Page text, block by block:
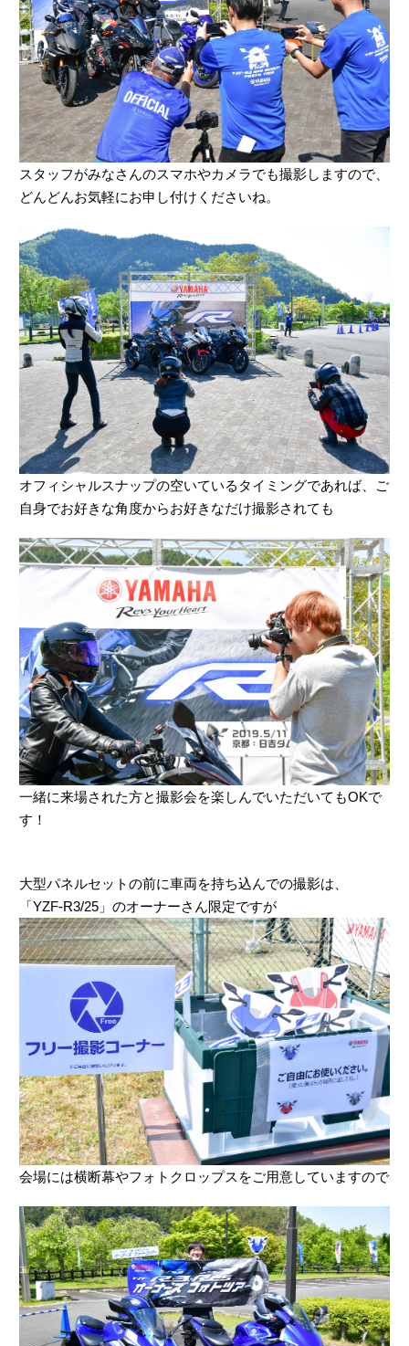
スタッフがみなさんのスマホやカメラでも撮影しますので、
どんどんお気軽にお申し付けくださいね。
オフィシャルスナップの空いているタイミングであれば、ご
自身でお好きな角度からお好きなだけ撮影されても
一緒に来場された方と撮影会を楽しんでいただいてもOKで
す！
大型パネルセットの前に車両を持ち込んでの撮影は、
「YZF-R3/25」のオーナーさん限定ですが
会場には横断幕やフォトクロップスをご用意していますので